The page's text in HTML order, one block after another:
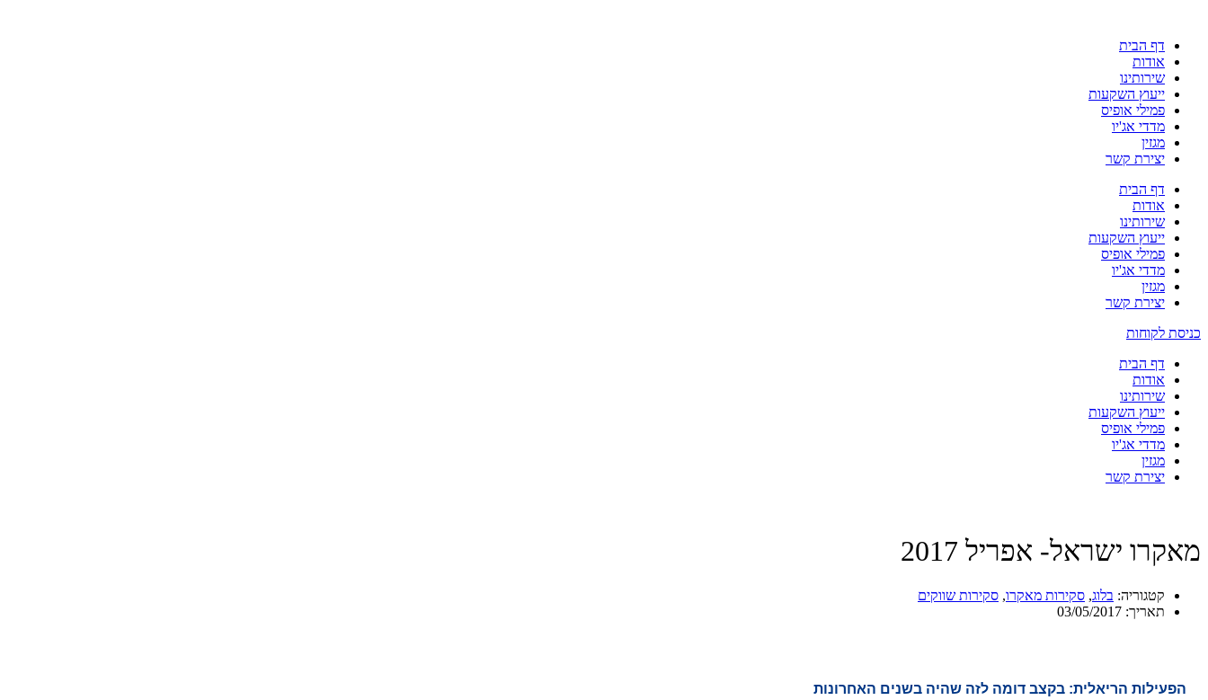
דף הבית
אודות
שירותינו
ייעוץ השקעות
פמילי אופיס
מדדי אג'יו
מגזין
יצירת קשר
דף הבית
אודות
שירותינו
ייעוץ השקעות
פמילי אופיס
מדדי אג'יו
מגזין
יצירת קשר
כניסת לקוחות
דף הבית
אודות
שירותינו
ייעוץ השקעות
פמילי אופיס
מדדי אג'יו
מגזין
יצירת קשר
מאקרו ישראל- אפריל 2017
קטגוריה: בלוג, סקירות מאקרו, סקירות שווקים
תאריך: 03/05/2017
הפעילות הריאלית: בקצב דומה לזה שהיה בשנים האחרונות